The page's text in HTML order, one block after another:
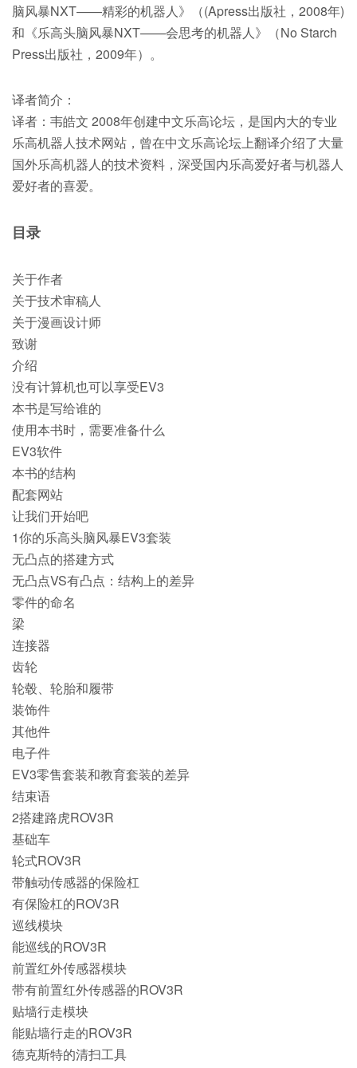
脑风暴NXT——精彩的机器人》（(Apress出版社，2008年)
和《乐高头脑风暴NXT——会思考的机器人》（No Starch
Press出版社，2009年）。
译者简介：
译者：韦皓文 2008年创建中文乐高论坛，是国内大的专业
乐高机器人技术网站，曾在中文乐高论坛上翻译介绍了大量
国外乐高机器人的技术资料，深受国内乐高爱好者与机器人
爱好者的喜爱。
目录
关于作者
关于技术审稿人
关于漫画设计师
致谢
介绍
没有计算机也可以享受EV3
本书是写给谁的
使用本书时，需要准备什么
EV3软件
本书的结构
配套网站
让我们开始吧
1你的乐高头脑风暴EV3套装
无凸点的搭建方式
无凸点VS有凸点：结构上的差异
零件的命名
梁
连接器
齿轮
轮毂、轮胎和履带
装饰件
其他件
电子件
EV3零售套装和教育套装的差异
结束语
2搭建路虎ROV3R
基础车
轮式ROV3R
带触动传感器的保险杠
有保险杠的ROV3R
巡线模块
能巡线的ROV3R
前置红外传感器模块
带有前置红外传感器的ROV3R
贴墙行走模块
能贴墙行走的ROV3R
德克斯特的清扫工具